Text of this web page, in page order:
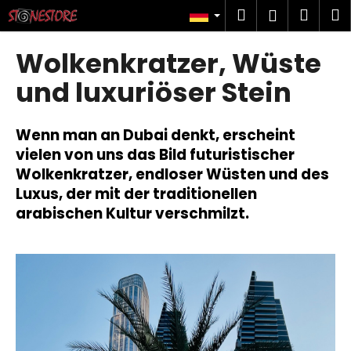
Zum
Inhalt
springen
Suchen
Login
Wolkenkratzer, Wüste
und luxuriöser Stein
Wenn man an Dubai denkt, erscheint
vielen von uns das Bild futuristischer
Wolkenkratzer, endloser Wüsten und des
Luxus, der mit der traditionellen
arabischen Kultur verschmilzt.
W
a
zum
zum
W
a
s
s
u
c
h
n